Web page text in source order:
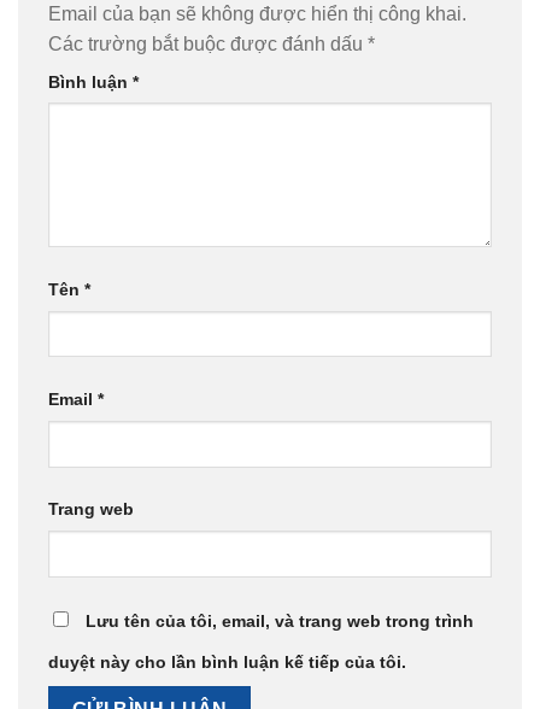
Email của bạn sẽ không được hiển thị công khai.
Các trường bắt buộc được đánh dấu *
Bình luận *
Tên *
Email *
Trang web
Lưu tên của tôi, email, và trang web trong trình
duyệt này cho lần bình luận kế tiếp của tôi.